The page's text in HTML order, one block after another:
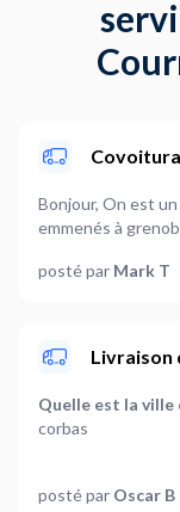
Bonjour, On est un gr de 3 personnes et on a besoin d’être
emmenés à
posté par Mark T
Livraison
Quelle est la ville
corbas
la courneuve
posté par Oscar B